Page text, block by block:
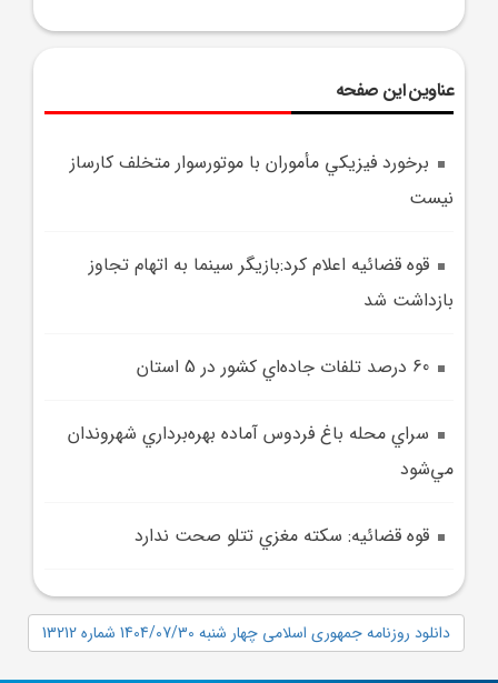
عناوین این صفحه
برخورد فيزيکي مأموران با موتورسوار متخلف کارساز
نيست
قوه قضائيه اعلام کرد:بازيگر سينما به اتهام تجاوز
بازداشت شد
60 درصد تلفات جاده‌اي کشور در 5 استان
سراي محله باغ فردوس آماده بهره‌برداري شهروندان
مي‌شود
قوه قضائيه: سکته مغزي تتلو صحت ندارد
دانلود روزنامه جمهوری اسلامی چهار شنبه 1404/07/30 شماره 13212